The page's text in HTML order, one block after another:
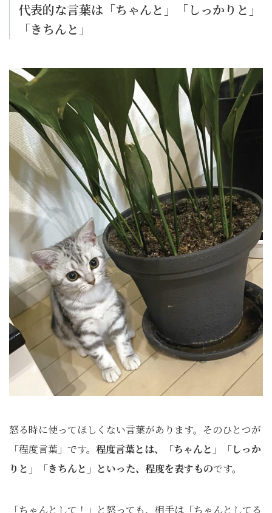
代表的な言葉は「ちゃんと」「しっかりと」
「きちんと」
怒る時に使ってほしくない言葉があります。そのひとつが
「程度言葉」です。 程度言葉とは、「ちゃんと」「しっか
りと」「きちんと」といった、程度を表すものです。
「ちゃんとして！」と怒っても、相手は「ちゃんとしてる